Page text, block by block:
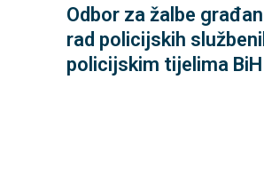
Odbor za žalbe
rad policijskih
policijskim tijelima BiH
Parlamentarna skupština
za žalbe građana,
Trg BiH broj 1, 71000